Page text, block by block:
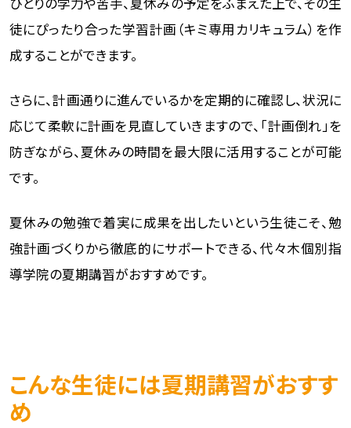
徒にぴったり合った学習計画（キミ専用カリキュラム）を作
成することができます。
さらに、計画通りに進んでいるかを定期的に確認し、状況に
応じて柔軟に計画を見直していきますので、「計画倒れ」を
防ぎながら、夏休みの時間を最大限に活用することが可能
です。
夏休みの勉強で着実に成果を出したいという生徒こそ、勉
強計画づくりから徹底的にサポートできる、代々木個別指
導学院の夏期講習がおすすめです。
こんな生徒には夏期講習がおすす
め